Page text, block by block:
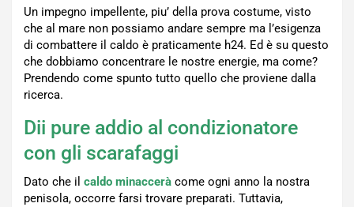
Un impegno impellente, piu’ della prova costume, visto
che al mare non possiamo andare sempre ma l’esigenza
di combattere il caldo è praticamente h24. Ed è su questo
che dobbiamo concentrare le nostre energie, ma come?
Prendendo come spunto tutto quello che proviene dalla
ricerca.
Dii pure addio al condizionatore
con gli scarafaggi
Dato che il caldo minaccerà come ogni anno la nostra
penisola, occorre farsi trovare preparati. Tuttavia,